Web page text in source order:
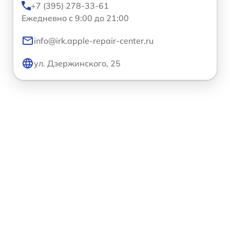
+7 (395) 278-33-61
Ежедневно с 9:00 до 21:00
info@irk.apple-repair-center.ru
ул. Дзержинского, 25